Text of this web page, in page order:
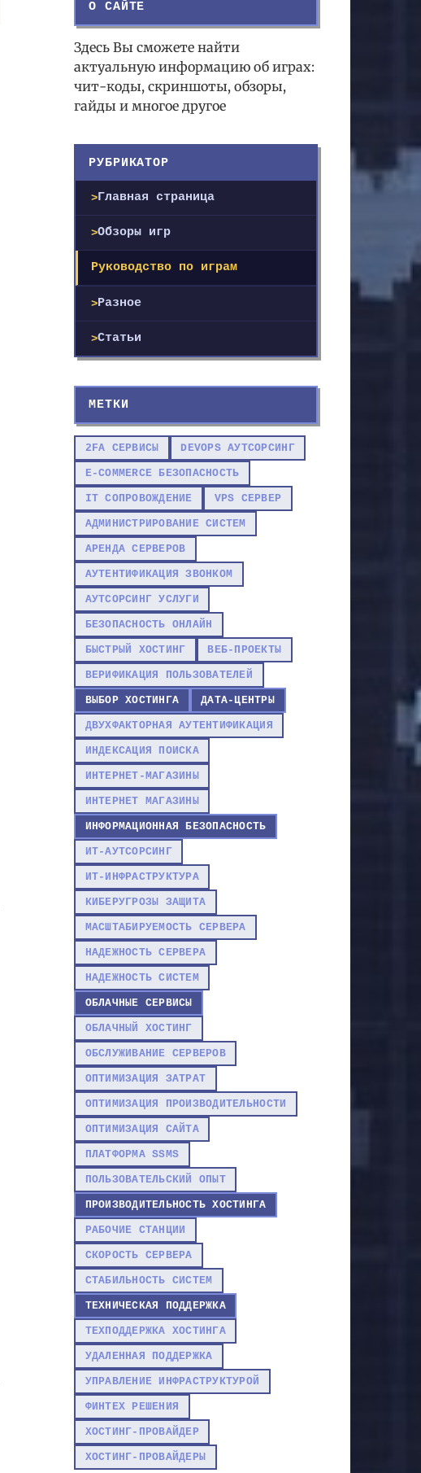
О САЙТЕ
Здесь Вы сможете найти
актуальную информацию об играх:
чит-коды, скриншоты, обзоры,
гайды и многое другое
РУБРИКАТОР
Главная страница
Обзоры игр
Руководство по играм
Разное
Статьи
МЕТКИ
2FA СЕРВИСЫ DEVOPS АУТСОРСИНГ
E-COMMERCE БЕЗОПАСНОСТЬ
IT СОПРОВОЖДЕНИЕ VPS СЕРВЕР
АДМИНИСТРИРОВАНИЕ СИСТЕМ
АРЕНДА СЕРВЕРОВ
АУТЕНТИФИКАЦИЯ ЗВОНКОМ
АУТСОРСИНГ УСЛУГИ
БЕЗОПАСНОСТЬ ОНЛАЙН
БЫСТРЫЙ ХОСТИНГ ВЕБ-ПРОЕКТЫ
ВЕРИФИКАЦИЯ ПОЛЬЗОВАТЕЛЕЙ
ВЫБОР ХОСТИНГА ДАТА-ЦЕНТРЫ
ДВУХФАКТОРНАЯ АУТЕНТИФИКАЦИЯ
ИНДЕКСАЦИЯ ПОИСКА
ИНТЕРНЕТ-МАГАЗИНЫ
ИНТЕРНЕТ МАГАЗИНЫ
ИНФОРМАЦИОННАЯ БЕЗОПАСНОСТЬ
ИТ-АУТСОРСИНГ
ИТ-ИНФРАСТРУКТУРА
КИБЕРУГРОЗЫ ЗАЩИТА
МАСШТАБИРУЕМОСТЬ СЕРВЕРА
НАДЕЖНОСТЬ СЕРВЕРА
НАДЕЖНОСТЬ СИСТЕМ
ОБЛАЧНЫЕ СЕРВИСЫ
ОБЛАЧНЫЙ ХОСТИНГ
ОБСЛУЖИВАНИЕ СЕРВЕРОВ
ОПТИМИЗАЦИЯ ЗАТРАТ
ОПТИМИЗАЦИЯ ПРОИЗВОДИТЕЛЬНОСТИ
ОПТИМИЗАЦИЯ САЙТА
ПЛАТФОРМА SSMS
ПОЛЬЗОВАТЕЛЬСКИЙ ОПЫТ
ПРОИЗВОДИТЕЛЬНОСТЬ ХОСТИНГА
РАБОЧИЕ СТАНЦИИ
СКОРОСТЬ СЕРВЕРА
СТАБИЛЬНОСТЬ СИСТЕМ
ТЕХНИЧЕСКАЯ ПОДДЕРЖКА
ТЕХПОДДЕРЖКА ХОСТИНГА
УДАЛЕННАЯ ПОДДЕРЖКА
УПРАВЛЕНИЕ ИНФРАСТРУКТУРОЙ
ФИНТЕХ РЕШЕНИЯ
ХОСТИНГ-ПРОВАЙДЕР
ХОСТИНГ-ПРОВАЙДЕРЫ